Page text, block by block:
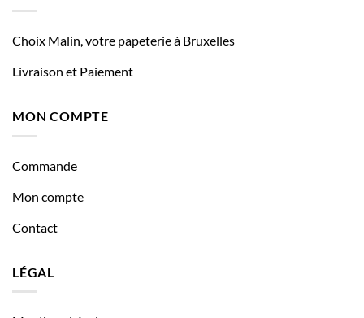
Choix Malin, votre papeterie à Bruxelles
Livraison et Paiement
MON COMPTE
Commande
Mon compte
Contact
LÉGAL